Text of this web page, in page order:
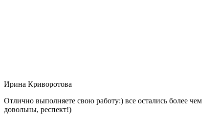
Ирина Криворотова
Отлично выполняете свою работу:) все остались более чем
довольны, респект!)